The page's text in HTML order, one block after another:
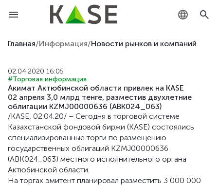
KZ
EN
Главная/Информация/Новости рынков и компаний
02.04.2020 16:05
#Торговая информация
Акимат Актюбинской области привлек на KASE
02 апреля 3,0 млрд тенге, разместив двухлетние
облигации KZMJ00000636 (ABK024_063)
/KASE, 02.04.20/ – Сегодня в торговой системе
Казахстанской фондовой биржи (KASE) состоялись
специализированные торги по размещению
государственных облигаций KZMJ00000636
(ABK024_063) местного исполнительного органа
Актюбинской области.
На торгах эмитент планировал разместить 3 000 000